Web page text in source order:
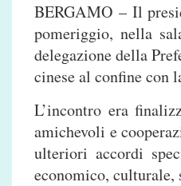
BERGAMO – Il
pomeriggio, nella
delegazione della
cinese al confine con
L’incontro era
amichevoli e
ulteriori accordi
economico, culturale,